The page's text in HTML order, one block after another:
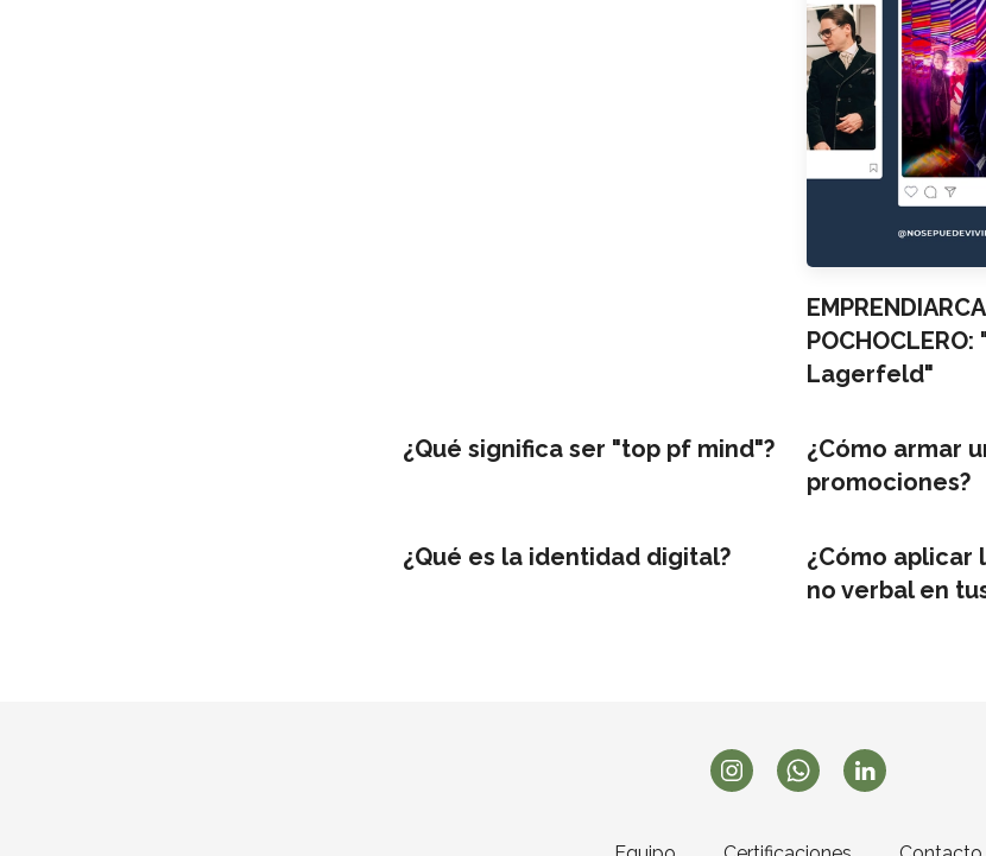
Lagerfeld"
¿Qué significa ser "top pf mind"?
¿Cómo armar
promociones?
¿Qué es la identidad digital?
¿Cómo aplicar
no verbal en